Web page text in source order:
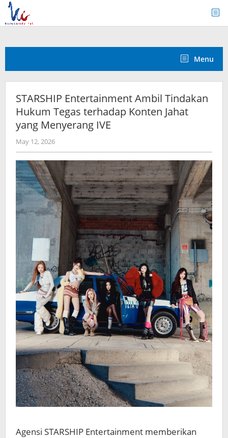
Skip
content
Menu
STARSHIP Entertainment Ambil Tindakan
Hukum Tegas terhadap Konten Jahat
yang Menyerang IVE
May 12, 2026by
Kidihae
Agensi STARSHIP Entertainment memberikan